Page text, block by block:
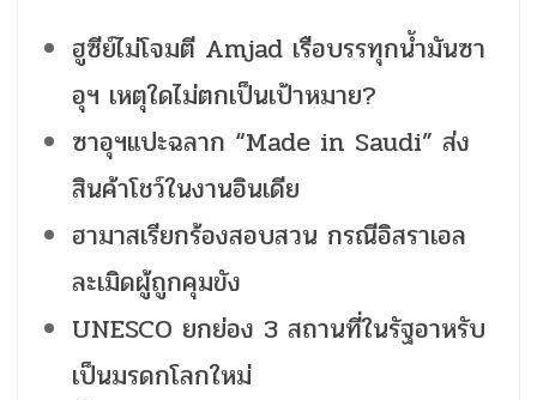
ฮูซีย์ไม่โจมตี Amjad เรือบรรทุกน้ำมันซา
อุฯ เหตุใดไม่ตกเป็นเป้าหมาย?
ซาอุฯแปะฉลาก “Made in Saudi” ส่ง
สินค้าโชว์ในงานอินเดีย
ฮามาสเรียกร้องสอบสวน กรณีอิสราเอล
ละเมิดผู้ถูกคุมขัง
UNESCO ยกย่อง 3 สถานที่ในรัฐอาหรับ
เป็นมรดกโลกใหม่